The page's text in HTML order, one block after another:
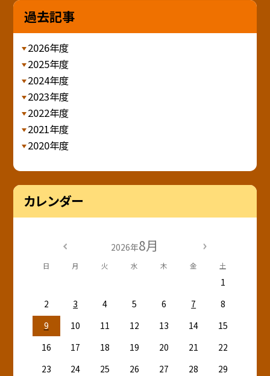
過去記事
2026年度
2025年度
2024年度
2023年度
2022年度
2021年度
2020年度
カレンダー
2026年8月
日 月 火 水 木 金 土
1
2
3 4 5 6 7
8
9
10 11 12 13 14
15
16
17 18 19 20 21
22
23
24 25 26 27 28
29